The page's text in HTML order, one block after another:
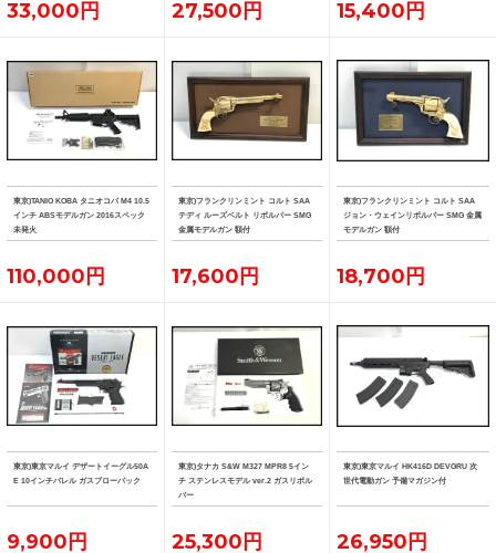
33,000円 27,500円 15,400円
東京)TANIO KOBA タニオコバ M4 10.5
インチ ABSモデルガン 2016スペック
未発火
110,000円
東京)フランクリンミント コルト SAA
テディ ルーズベルト リボルバー SMG
金属モデルガン 額付
17,600円
東京)フランクリンミント コルト SAA
ジョン・ウェインリボルバー SMG 金属
モデルガン 額付
18,700円
東京)東京マルイ デザートイーグル50A
E 10インチバレル ガスブローバック
9,900円
東京)タナカ S&W M327 MPR8 5イン
チ ステンレスモデル ver.2 ガスリボル
バー
25,300円
東京)東京マルイ HK416D DEVGRU 次
世代電動ガン 予備マガジン付
26,950円